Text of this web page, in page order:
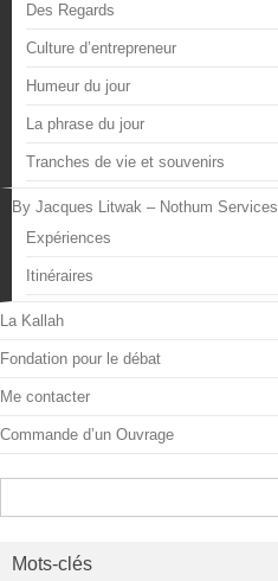
Des Regards
Culture d’entrepreneur
Humeur du jour
La phrase du jour
Tranches de vie et souvenirs
By Jacques Litwak – Nothum Services
Expériences
Itinéraires
La Kallah
Fondation pour le débat
Me contacter
Commande d’un Ouvrage
Mots-clés